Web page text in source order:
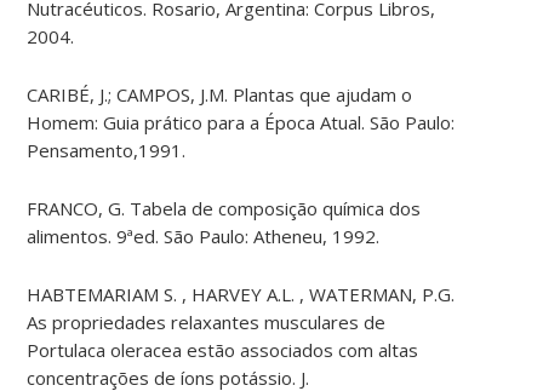
Nutracéuticos. Rosario, Argentina: Corpus Libros,
2004.
CARIBÉ, J.; CAMPOS, J.M. Plantas que ajudam o
Homem: Guia prático para a Época Atual. São Paulo:
Pensamento,1991.
FRANCO, G. Tabela de composição química dos
alimentos. 9ªed. São Paulo: Atheneu, 1992.
HABTEMARIAM S. , HARVEY A.L. , WATERMAN, P.G.
As propriedades relaxantes musculares de
Portulaca oleracea estão associados com altas
concentrações de íons potássio. J.